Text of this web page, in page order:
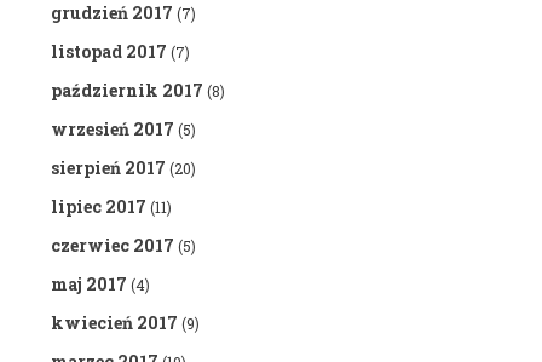
grudzień 2017 (7)
listopad 2017 (7)
październik 2017 (8)
wrzesień 2017 (5)
sierpień 2017 (20)
lipiec 2017 (11)
czerwiec 2017 (5)
maj 2017 (4)
kwiecień 2017 (9)